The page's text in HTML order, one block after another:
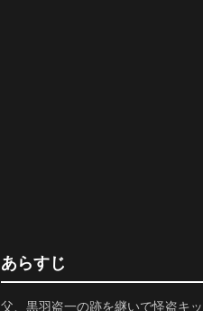
あらすじ
父、黒羽盗一の跡を継いで怪盗キ